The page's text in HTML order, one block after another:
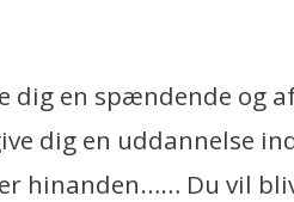
dig en spændende og
dig en uddannelse
hinanden…… Du vil